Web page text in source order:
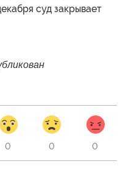
суд закрывает
0 0 0